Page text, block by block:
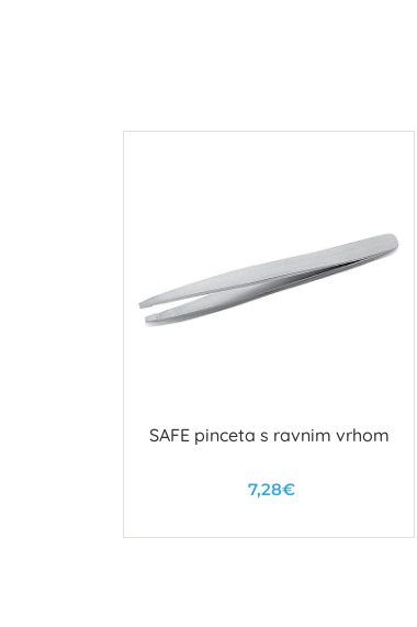
SAFE pinceta s ravnim vrhom
7,28€
U košaricu